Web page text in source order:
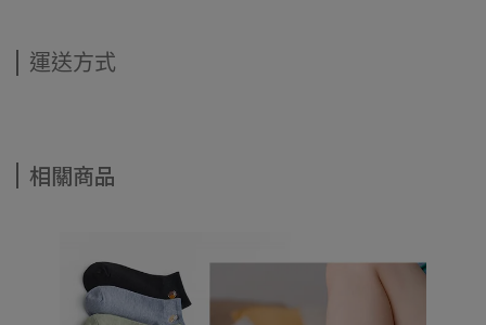
運送方式
相關商品